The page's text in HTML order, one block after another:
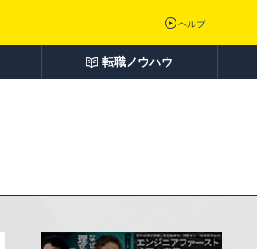
ヘルプ
転職ノウハウ